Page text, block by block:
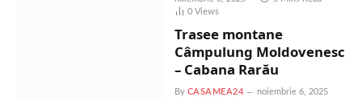
0 Views
Trasee montane
Câmpulung Moldovenesc
– Cabana Rarău
By CASAMEA24
noiembrie 6, 2025